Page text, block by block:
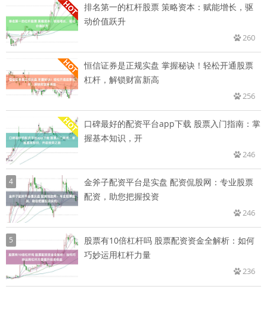
排名第一的杠杆股票 策略资本：赋能增长，驱
动价值跃升
260
恒信证券是正规实盘 掌握秘诀！轻松开通股票
杠杆，解锁财富新高
256
口碑最好的配资平台app下载 股票入门指南：掌
握基本知识，开
246
4
金斧子配资平台是实盘 配资侃股网：专业股票
配资，助您把握投资
246
5
股票有10倍杠杆吗 股票配资资金全解析：如何
巧妙运用杠杆力量
236